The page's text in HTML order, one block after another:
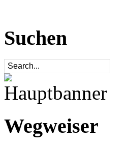
Suchen
Wegweiser